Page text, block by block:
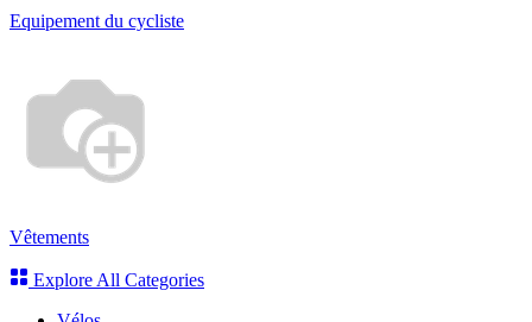
Equipement du cycliste
Vêtements
Explore All Categories